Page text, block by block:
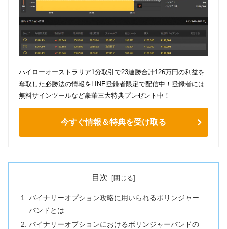
ハイローオーストラリア1分取引で23連勝合計126万円の利益を
奪取した必勝法の情報をLINE登録者限定で配信中！登録者には
無料サインツールなど豪華三大特典プレゼント中！
今すぐ情報＆特典を受け取る
目次
バイナリーオプション攻略に用いられるボリンジャー
バンドとは
バイナリーオプションにおけるボリンジャーバンドの